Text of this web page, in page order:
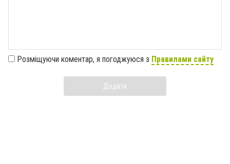
Розміщуючи коментар, я погоджуюся з Правилами сайту
Додати